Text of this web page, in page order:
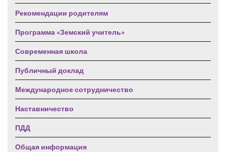
Рекомендации родителям
Программа «Земский учитель»
Современная школа
Публичный доклад
Международное сотрудничество
Наставничество
ПДД
Общая информация